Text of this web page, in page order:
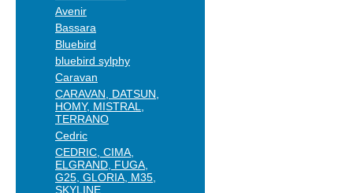
Avenir
Bassara
Bluebird
bluebird sylphy
Caravan
CARAVAN, DATSUN,
HOMY, MISTRAL,
TERRANO
Cedric
CEDRIC, CIMA,
ELGRAND, FUGA,
G25, GLORIA, M35,
SKYLINE